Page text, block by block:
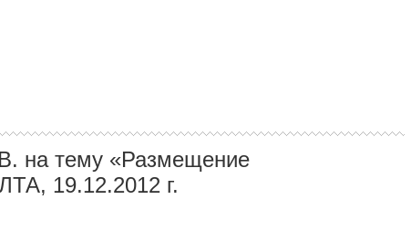
на тему «Размещение
19.12.2012 г.